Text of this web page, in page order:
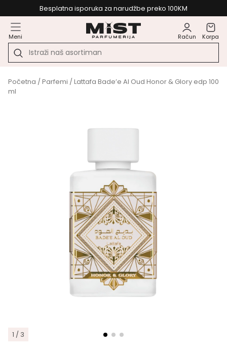
Besplatna isporuka za narudžbe preko 100KM
Meni Račun Korpa
Početna /Parfemi / Lattafa Bade’e Al Oud Honor & Glory edp 100
ml
1 / 3